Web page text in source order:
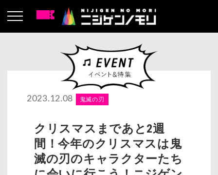
2023.12.08 鬼滅の刃
クリスマスまであと2週
間！今年のクリスマスは鬼
滅の刃のキャラクターたち